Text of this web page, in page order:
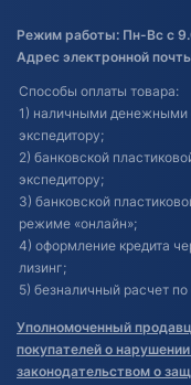
Режим работы: Пн-Вс с
Адрес электронной
Способы оплаты товара:
1) наличными денежными
экспедитору;
2) банковской
экспедитору;
3) банковской
режиме «онлайн»;
4) оформление кредита
лизинг;
5) безналичный расчет по
Уполномоченный
покупателей о
законодательством о